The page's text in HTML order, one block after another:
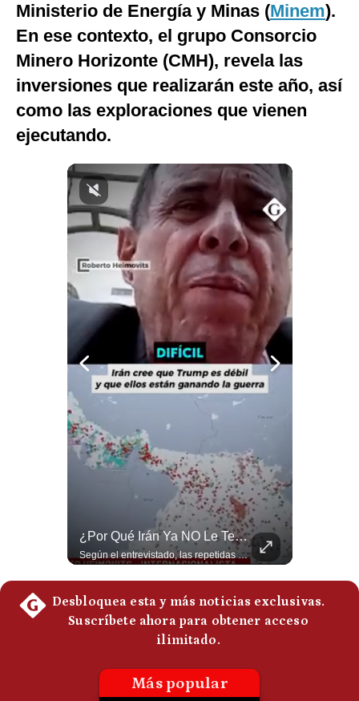
Podcast
Gestión TV
gestion.pe
Privacidad
Ministerio de Energía y Minas (Minem).
En ese contexto, el grupo Consorcio
Minero Horizonte (CMH), revela las
inversiones que realizarán este año, así
como las exploraciones que vienen
ejecutando.
¿Por Qué Irán Ya NO Le Teme A Donald Trump? | #radar24
Según el entrevistado, las repetidas amenazas de Donald Trump y sus posteriores retrocesos habrían reducido su credibilidad ante Irán. Los nuevos sectores radicales iraníes interpretarían esta conducta como una señal de debilidad y considerarían que resistir durante meses frente a Estados Unidos ya representa una victoria. #DonaldTrump #Irán #EstadosUnidos #Geopolitica #NoticiasInternacionales #Shorts #MedioOriente 👉 Suscríbete y activa la campana para no perderte nuestro análisis diario. 🌎 Síguenos en nuestras redes sociales: 📌 Web oficial: https://gestion.pe/mundo/ 📌 LinkedIn: http://bit.ly/3HYIET0 📌 X (Twitter): http://bit.ly/4noZtX9 📌 TikTok: http://bit.ly/4evB6TO